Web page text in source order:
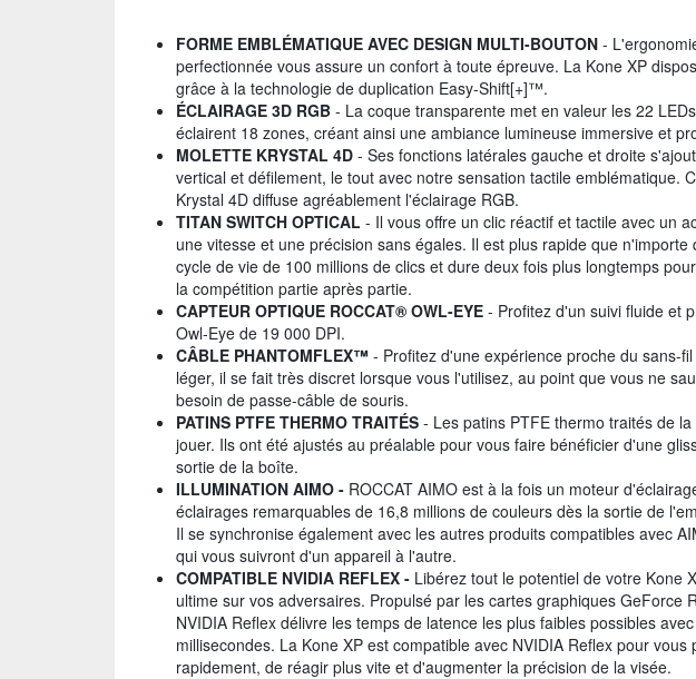
FORME EMBLÉMATIQUE AVEC DESIGN MULTI-BOUTON -
perfectionnée vous assure un confort à toute épreuve. La Kone XP
grâce à la technologie de duplication Easy-Shift[+]™.
ÉCLAIRAGE 3D RGB - La coque transparente met en valeur les 22
éclairent 18 zones, créant ainsi une ambiance lumineuse immersive et
MOLETTE KRYSTAL 4D - Ses fonctions latérales gauche et droite
vertical et défilement, le tout avec notre sensation tactile emblématique.
Krystal 4D diffuse agréablement l'éclairage RGB.
TITAN SWITCH OPTICAL - Il vous offre un clic réactif et tactile avec un
une vitesse et une précision sans égales. Il est plus rapide que
cycle de vie de 100 millions de clics et dure deux fois plus longtemps
la compétition partie après partie.
CAPTEUR OPTIQUE ROCCAT® OWL-EYE - Profitez d'un suivi fluide et
Owl-Eye de 19 000 DPI.
CÂBLE PHANTOMFLEX™ - Profitez d'une expérience proche du sans-
léger, il se fait très discret lorsque vous l'utilisez, au point que vous ne
besoin de passe-câble de souris.
PATINS PTFE THERMO TRAITÉS - Les patins PTFE thermo traités de
jouer. Ils ont été ajustés au préalable pour vous faire bénéficier d'une
sortie de la boîte.
ILLUMINATION AIMO - ROCCAT AIMO est à la fois un moteur
éclairages remarquables de 16,8 millions de couleurs dès la sortie de
Il se synchronise également avec les autres produits compatibles avec
qui vous suivront d'un appareil à l'autre.
COMPATIBLE NVIDIA REFLEX - Libérez tout le potentiel de votre Kone
ultime sur vos adversaires. Propulsé par les cartes graphiques
NVIDIA Reflex délivre les temps de latence les plus faibles possibles
millisecondes. La Kone XP est compatible avec NVIDIA Reflex pour
rapidement, de réagir plus vite et d'augmenter la précision de la visée.